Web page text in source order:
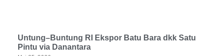
Untung–Buntung RI Ekspor Batu Bara dkk Satu
Pintu via Danantara